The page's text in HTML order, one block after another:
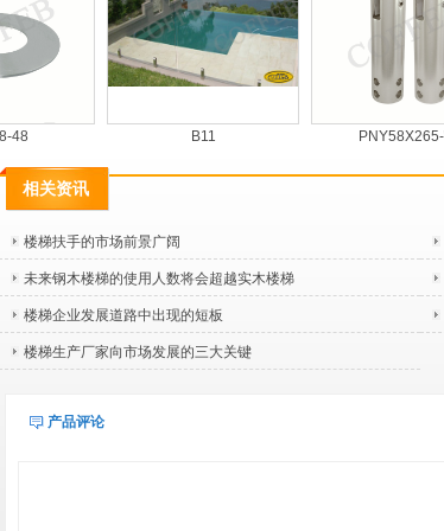
B11 PNY58X265-W
相关资讯
楼梯扶手的市场前景广阔
未来钢木楼梯的使用人数将会超越实木楼梯
楼梯企业发展道路中出现的短板
楼梯生产厂家向市场发展的三大关键
产品评论